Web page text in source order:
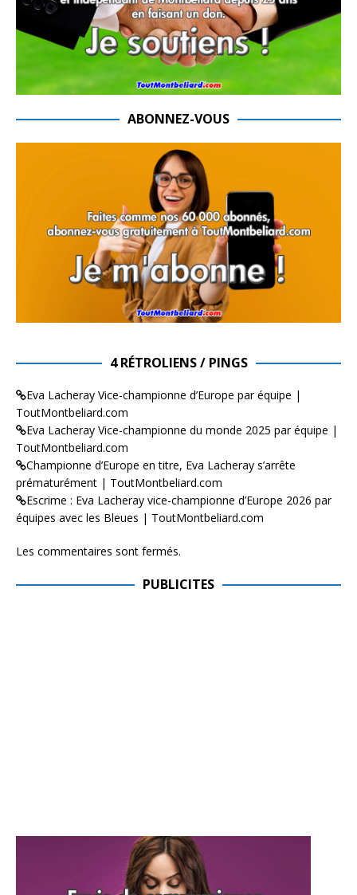
ABONNEZ-VOUS
4 RÉTROLIENS / PINGS
Eva Lacheray Vice-championne d’Europe par équipe |
ToutMontbeliard.com
Eva Lacheray Vice-championne du monde 2025 par équipe |
ToutMontbeliard.com
Championne d’Europe en titre, Eva Lacheray s’arrête
prématurément | ToutMontbeliard.com
Escrime : Eva Lacheray vice-championne d’Europe 2026 par
équipes avec les Bleues | ToutMontbeliard.com
Les commentaires sont fermés.
PUBLICITES